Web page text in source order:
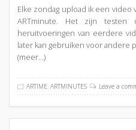
Elke zondag upload ik een video
ARTminute. Het zijn testen
heruitvoeringen van eerdere
later kan gebruiken voor andere
(meer…)
ARTIME, ARTMINUTES Leave a